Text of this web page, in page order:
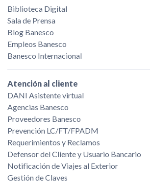
Biblioteca Digital
Sala de Prensa
Blog Banesco
Empleos Banesco
Banesco Internacional
Atención al cliente
DANI Asistente virtual
Agencias Banesco
Proveedores Banesco
Prevención LC/FT/FPADM
Requerimientos y Reclamos
Defensor del Cliente y Usuario Bancario
Notificación de Viajes al Exterior
Gestión de Claves